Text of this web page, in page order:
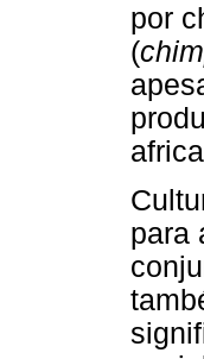
por
(
para